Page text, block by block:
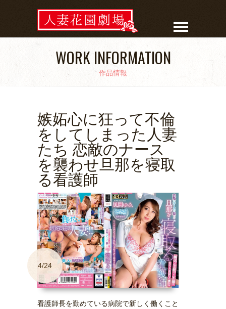
WORK INFORMATION
作品情報
嫉妬心に狂って不倫
をしてしまった人妻
たち 恋敵のナース
を襲わせ旦那を寝取
る看護師
4/24
看護師長を勤めている病院で新しく働くこと